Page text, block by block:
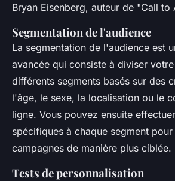
Bryan Eisenberg, auteur de "Call to
Segmentation de l'audience
La segmentation de l'audience est
avancée qui consiste à diviser
différents segments basés sur des
l'âge, le sexe, la localisation ou le
ligne. Vous pouvez ensuite
spécifiques à chaque segment
campagnes de manière plus ciblée.
Tests de personnalisation